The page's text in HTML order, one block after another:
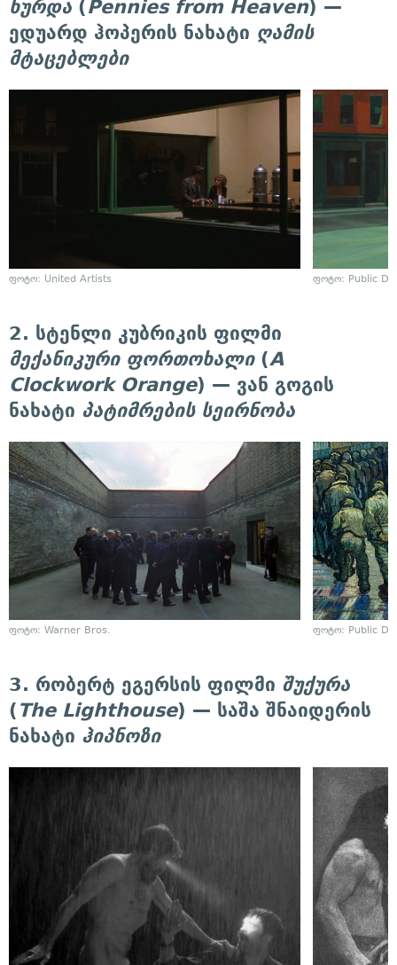
ხურდა (Pennies from Heaven) —
ედუარდ ჰოპერის ნახატი ღამის
მტაცებლები
ფოტო: United Artists ფოტო: Public
2. სტენლი კუბრიკის ფილმი
მექანიკური ფორთოხალი(A
Clockwork Orange) — ვან გოგის
ნახატი პატიმრების სეირნობა
ფოტო: Warner Bros. ფოტო: Public
3. რობერტ ეგერსის ფილმი შუქურა
( The Lighthouse) — საშა შნაიდერის
ნახატი ჰიპნოზი